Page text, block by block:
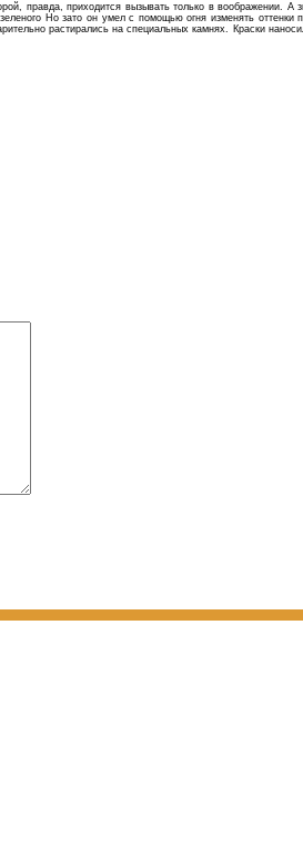
правда, приходится вызывать только в воображении.
Но зато он умел с помощью огня изменять
растирались на специальных камнях. Краски